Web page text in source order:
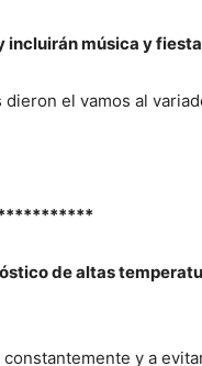
incluirán música y
el vamos al
de altas
y a